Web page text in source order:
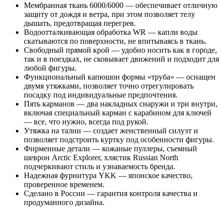
Мембранная ткань 6000/6000 — обеспечивает отличную
защиту от дождя и ветра, при этом позволяет телу
дышать, предотвращая перегрев.
Водоотталкивающая обработка WR — капли воды
скатываются по поверхности, не впитываясь в ткань.
Свободный прямой крой — удобно носить как в городе,
так и в поездках, не сковывает движений и подходит для
любой фигуры.
Функциональный капюшон формы «труба» — оснащен
двумя утяжками, позволяет точно отрегулировать
посадку под индивидуальные предпочтения.
Пять карманов — два накладных снаружи и три внутри,
включая специальный карман с карабином для ключей
— все, что нужно, всегда под рукой.
Утяжка на талии — создает женственный силуэт и
позволяет подстроить куртку под особенности фигуры.
Фирменные детали — кожаные пуллеры, съемный
шеврон Arctic Explorer, хлястик Russian North
подчеркивают стиль и узнаваемость бренда.
Надежная фурнитура YKK — японское качество,
проверенное временем.
Сделано в России — гарантия контроля качества и
продуманного дизайна.